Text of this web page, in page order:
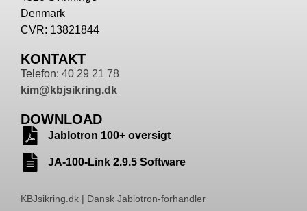
Denmark
CVR: 13821844
KONTAKT
Telefon: 40 29 21 78
kim@kbjsikring.dk
DOWNLOAD
Jablotron 100+ oversigt
JA-100-Link 2.9.5 Software
KBJsikring.dk | Dansk Jablotron-forhandler